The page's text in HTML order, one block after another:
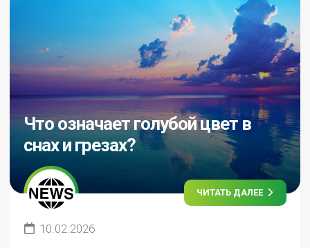
Что означает голубой цвет в
снах и грезах?
ЧИТАТЬ ДАЛЕЕ
10.02.2026